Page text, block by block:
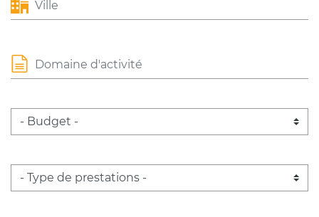
Domaine d'activité
Budget
Type de prestations